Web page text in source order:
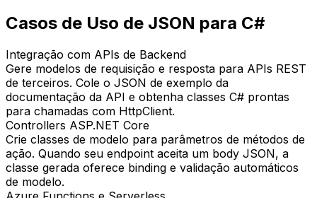
Casos de Uso de JSON para C#
Integração com APIs de Backend
Gere modelos de requisição e resposta para APIs REST
de terceiros. Cole o JSON de exemplo da
documentação da API e obtenha classes C# prontas
para chamadas com HttpClient.
Controllers ASP.NET Core
Crie classes de modelo para parâmetros de métodos de
ação. Quando seu endpoint aceita um body JSON, a
classe gerada oferece binding e validação automáticos
de modelo.